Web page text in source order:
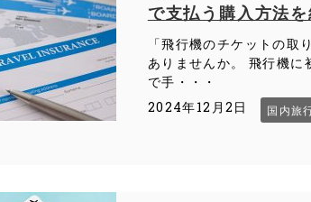
で支払う購入方法
「飛行機のチケットの取
ありませんか。 飛行機に
で手・・・
2024年12月2日
国内旅